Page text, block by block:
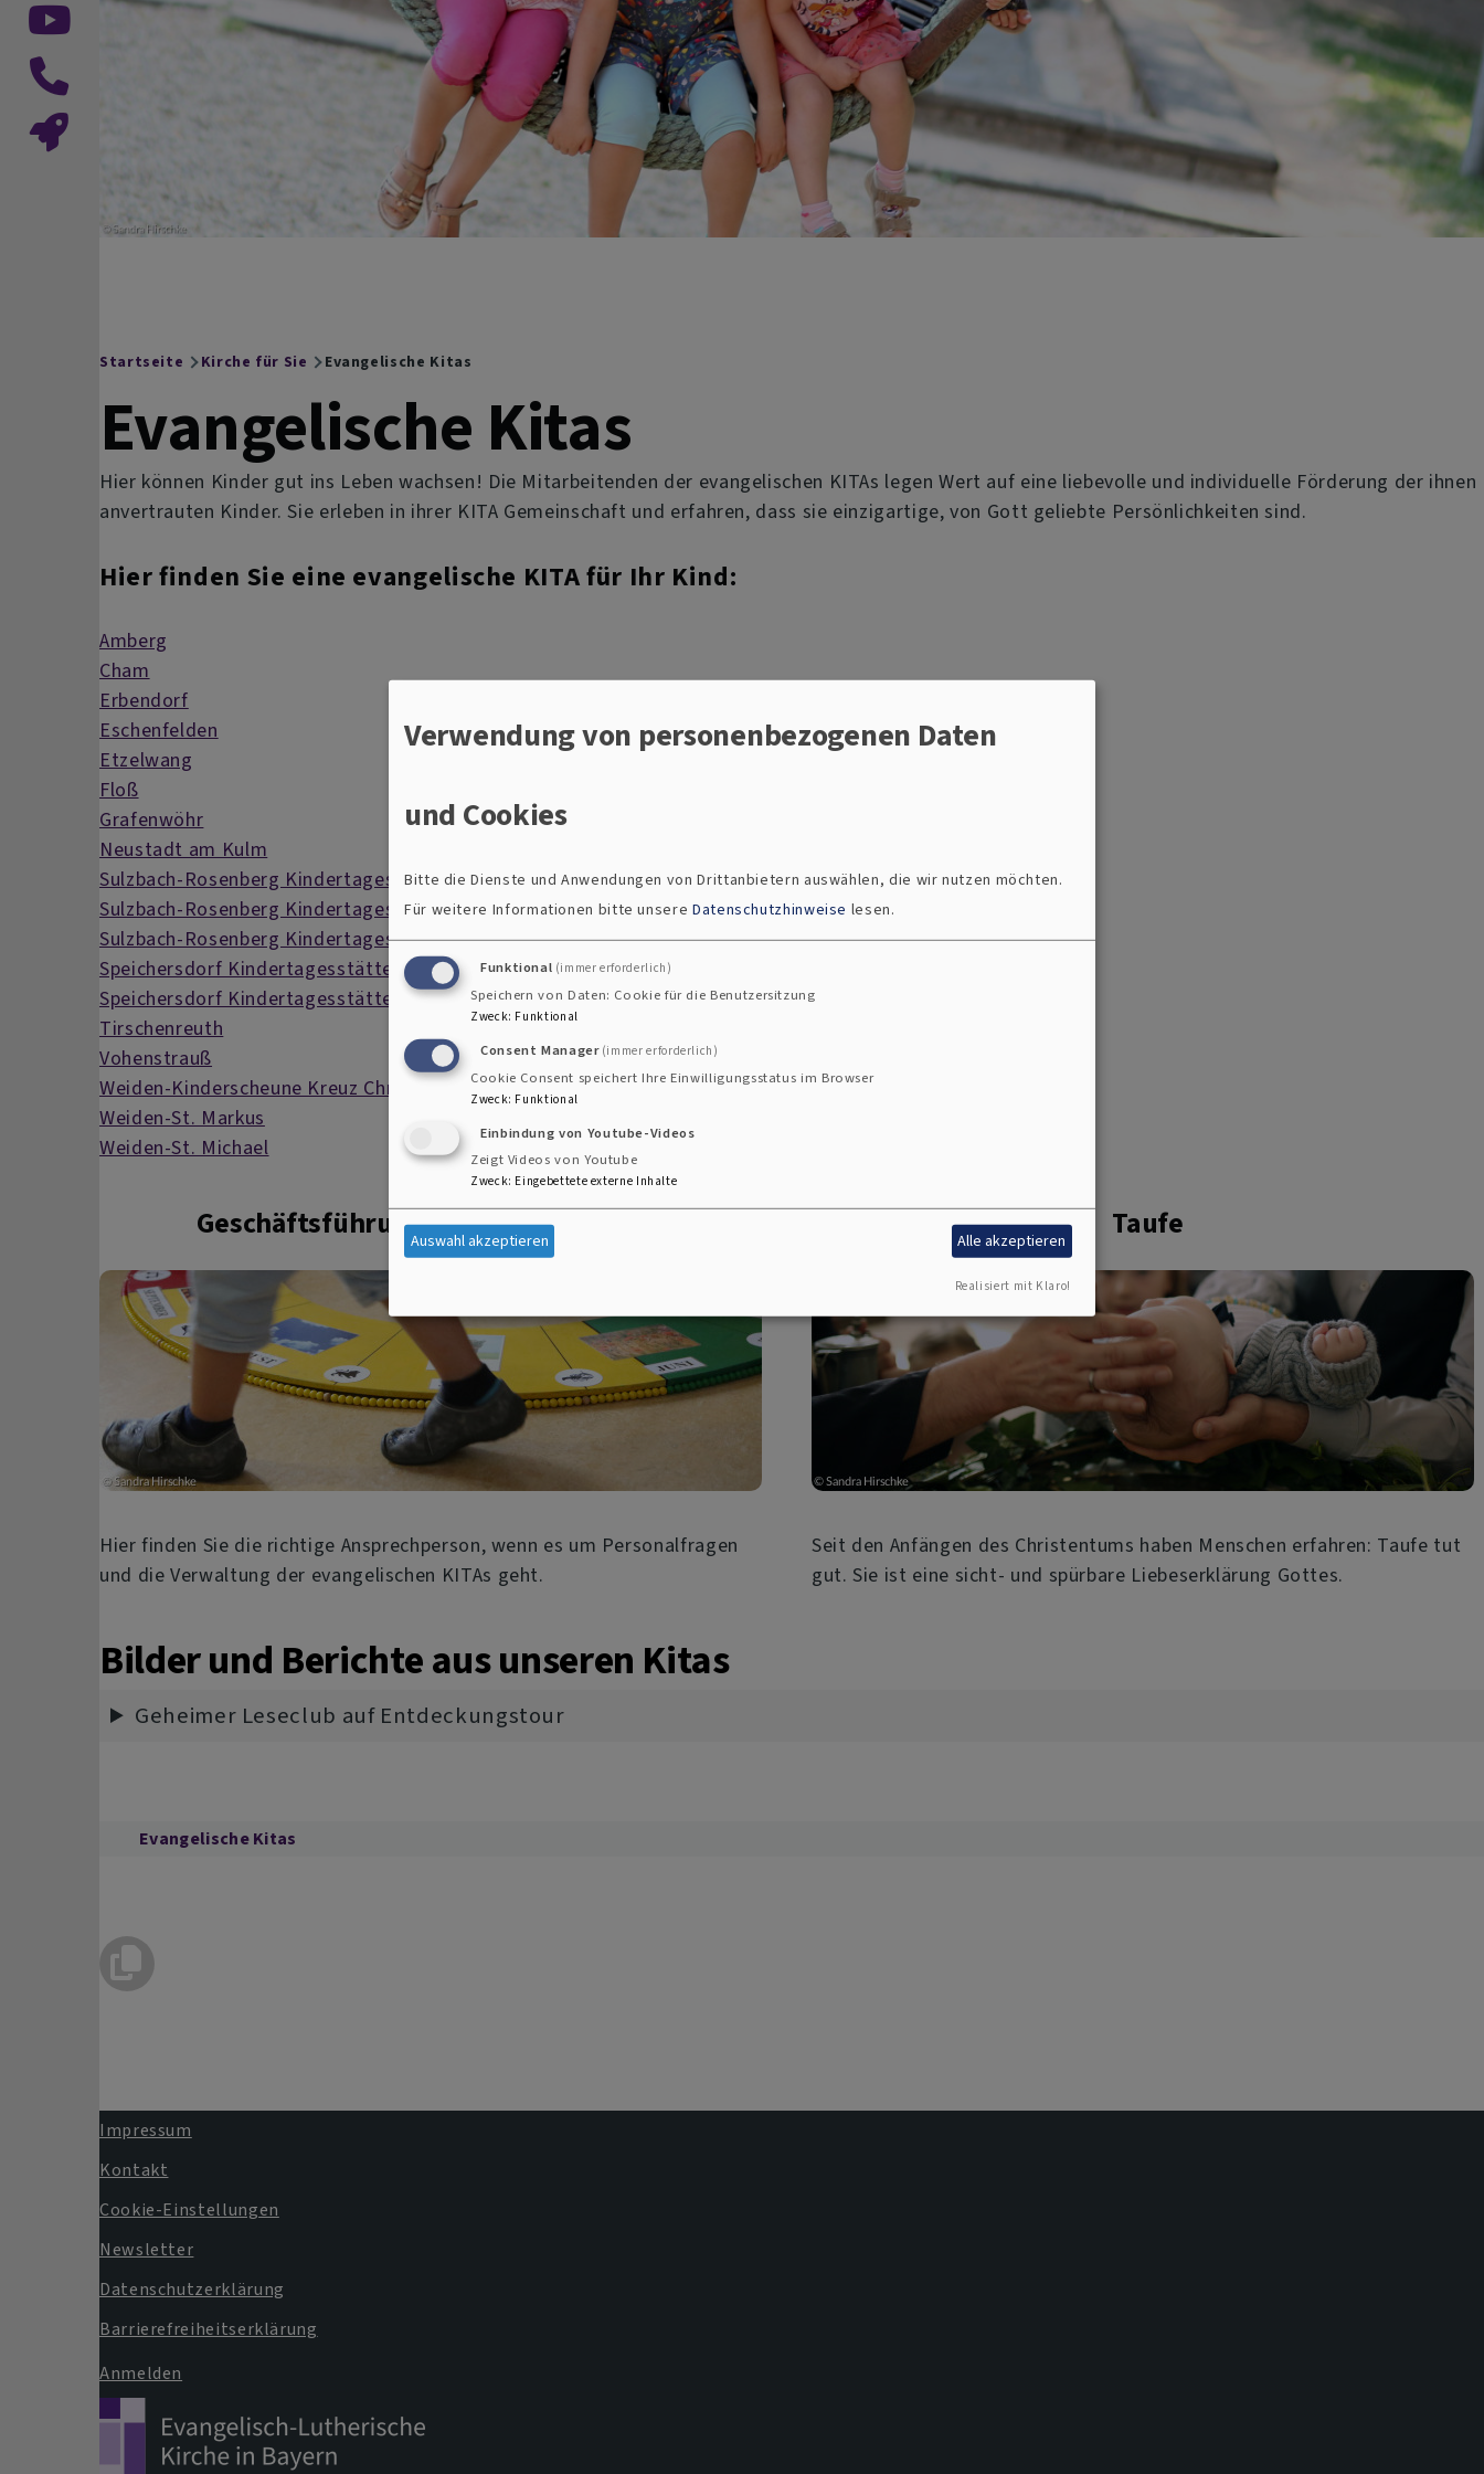
Breadcrumb
Startseite Kirche für Sie Evangelische Kitas
Evangelische Kitas
Hier können Kinder gut ins Leben wachsen! Die Mitarbeitenden der evangelischen KITAs legen Wert auf eine liebevolle und individuelle Förderung der ihnen
anvertrauten Kinder. Sie erleben in ihrer KITA Gemeinschaft und erfahren, dass sie einzigartige, von Gott geliebte Persönlichkeiten sind.
Hier finden Sie eine evangelische KITA für Ihr Kind:
Amberg
Cham
Erbendorf
Eschenfelden
Etzelwang
Floß
Grafenwöhr
Neustadt am Kulm
Sulzbach-Rosenberg Kindertagesstätte "Guter Hirte"
Sulzbach-Rosenberg Kindertagesstätte "An der Allee"
Sulzbach-Rosenberg Kindertagesstätte "Loderhof"
Speichersdorf Kindertagesstätte Birkenweg
Speichersdorf Kindertagesstätte Krabbelkiste
Tirschenreuth
Vohenstrauß
Weiden-Kinderscheune Kreuz Christi
Weiden-St. Markus
Weiden-St. Michael
Geschäftsführung Kindertagesstätten
Hier finden Sie die richtige Ansprechperson, wenn es um Personalfragen
und die Verwaltung der evangelischen KITAs geht.
Taufe
Seit den Anfängen des Christentums haben Menschen erfahren: Taufe tut
gut. Sie ist eine sicht- und spürbare Liebeserklärung Gottes.
Bilder und Berichte aus unseren Kitas
Geheimer Leseclub auf Entdeckungstour
Evangelische Kitas
Fußbereichsmenü
Impressum
Kontakt
Cookie-Einstellungen
Newsletter
Datenschutzerklärung
Barrierefreiheitserklärung
Benutzermenü
Anmelden
Verwendung von personenbezogenen Daten
und Cookies
Bitte die Dienste und Anwendungen von Drittanbietern auswählen, die wir nutzen möchten.
Für weitere Informationen bitte unsere Datenschutzhinweise lesen.
Funktional (immer erforderlich)
Speichern von Daten: Cookie für die Benutzersitzung
Zweck: Funktional
Consent Manager (immer erforderlich)
Cookie Consent speichert Ihre Einwilligungsstatus im Browser
Zweck: Funktional
Einbindung von Youtube-Videos
Zeigt Videos von Youtube
Zweck: Eingebettete externe Inhalte
Auswahl akzeptieren Alle akzeptieren
Realisiert mit Klaro!